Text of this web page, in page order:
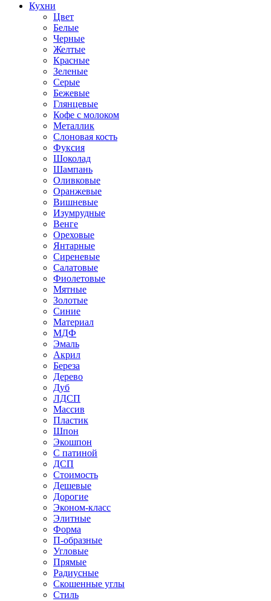
Кухни
Цвет
Белые
Черные
Желтые
Красные
Зеленые
Серые
Бежевые
Глянцевые
Кофе с молоком
Металлик
Слоновая кость
Фуксия
Шоколад
Шампань
Оливковые
Оранжевые
Вишневые
Изумрудные
Венге
Ореховые
Янтарные
Сиреневые
Салатовые
Фиолетовые
Мятные
Золотые
Синие
Материал
МДФ
Эмаль
Акрил
Береза
Дерево
Дуб
ЛДСП
Массив
Пластик
Шпон
Экошпон
С патиной
ДСП
Стоимость
Дешевые
Дорогие
Эконом-класс
Элитные
Форма
П-образные
Угловые
Прямые
Радиусные
Скошенные углы
Стиль